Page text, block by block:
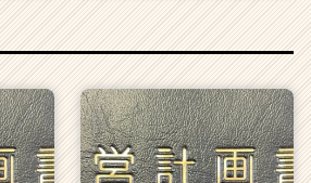
リ
ア
（C
h
e
e